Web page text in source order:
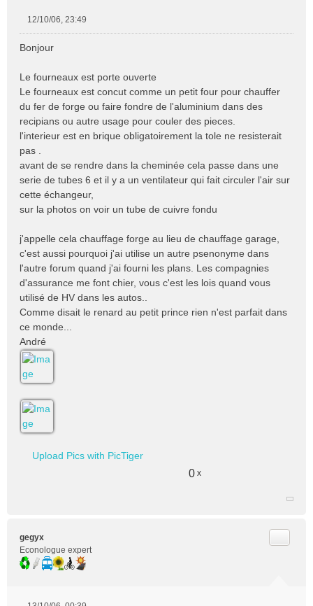
s
a
g
e
n
l
u
12/10/06, 23:49
Bonjour
Le fourneaux est porte ouverte
Le fourneaux est concut comme un petit four pour chauffer
du fer de forge ou faire fondre de l'aluminium dans des
recipians ou autre usage pour couler des pieces.
l'interieur est en brique obligatoirement la tole ne resisterait
pas .
avant de se rendre dans la cheminée cela passe dans une
serie de tubes 6 et il y a un ventilateur qui fait circuler l'air sur
cette échangeur,
sur la photos on voir un tube de cuivre fondu
j'appelle cela chauffage forge au lieu de chauffage garage,
c'est aussi pourquoi j'ai utilise un autre psenonyme dans
l'autre forum quand j'ai fourni les plans. Les compagnies
d'assurance me font chier, vous c'est les lois quand vous
utilisé de HV dans les autos..
Comme disait le renard au petit prince rien n'est parfait dans
ce monde...
André
Upload Pics with PicTiger
0 x
gegyx
Econologue expert